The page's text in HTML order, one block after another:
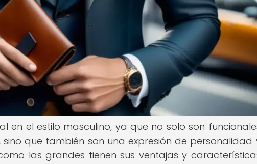
en el estilo masculino, ya que no solo son
que también son una expresión de personalidad
las grandes tienen sus ventajas y